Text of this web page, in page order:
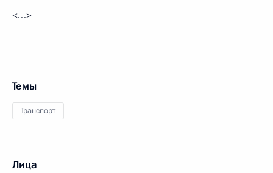
<…>
Темы
Транспорт
Лица